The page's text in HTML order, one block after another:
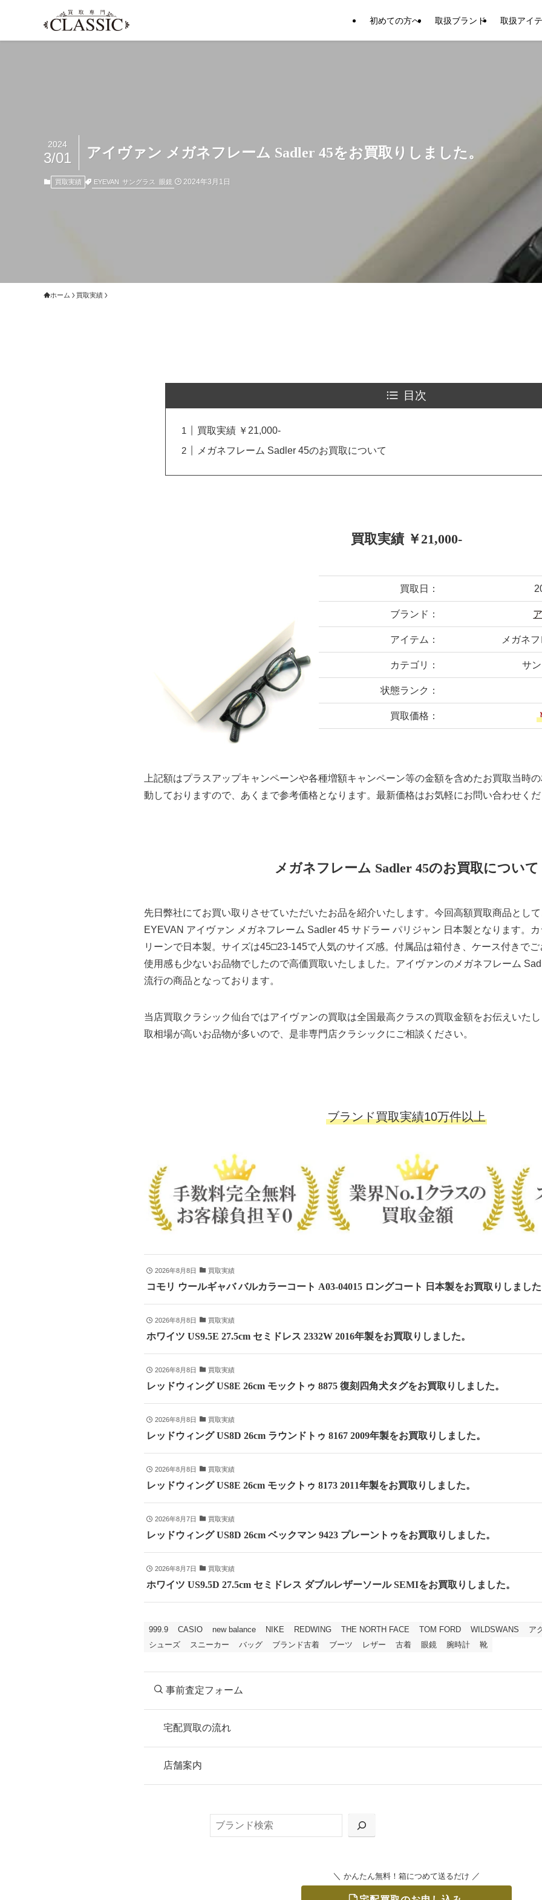
初めての方へ 取扱ブランド 取扱アイ
アイヴァン メガネフレーム Sadler 45をお買取りしました。
2024
3/01
買取実績 EYEVAN サングラス 眼鏡 2024年3月1日
ホーム 買取実績
目次
買取実績 ￥21,000-
メガネフレーム Sadler 45のお買取について
買取実績 ￥21,000-
買取日：
ブランド：
アイテム： メガネ
カテゴリ： サ
状態ランク：
買取価格：
上記額はプラスアップキャンペーンや各種増額キャンペーン等の金額を含めたお買取当時
動しておりますので、あくまで参考価格となります。最新価格はお気軽にお問い合わせく
メガネフレーム Sadler 45のお買取について
先日弊社にてお買い取りさせていただいたお品を紹介いたします。今回高額買取商品とし
EYEVAN アイヴァン メガネフレーム Sadler 45 サドラー パリジャン 日本製となります。
リーンで日本製。サイズは45□23-145で人気のサイズ感。付属品は箱付き、ケース付きで
使用感も少ないお品物でしたので高価買取いたしました。アイヴァンのメガネフレーム
流行の商品となっております。
当店買取クラシック仙台ではアイヴァンの買取は全国最高クラスの買取金額をお伝えいた
取相場が高いお品物が多いので、是非専門店クラシックにご相談ください。
ブランド買取実績10万件以上
2026年8月8日 買取実績
コモリ ウールギャバ バルカラーコート A03-04015 ロングコート 日本製をお買取りしまし
2026年8月8日 買取実績
ホワイツ US9.5E 27.5cm セミドレス 2332W 2016年製をお買取りしました。
2026年8月8日 買取実績
レッドウィング US8E 26cm モックトゥ 8875 復刻四角犬タグをお買取りしました。
2026年8月8日 買取実績
レッドウィング US8D 26cm ラウンドトゥ 8167 2009年製をお買取りしました。
2026年8月8日 買取実績
レッドウィング US8E 26cm モックトゥ 8173 2011年製をお買取りしました。
2026年8月7日 買取実績
レッドウィング US8D 26cm ベックマン 9423 プレーントゥをお買取りしました。
2026年8月7日 買取実績
ホワイツ US9.5D 27.5cm セミドレス ダブルレザーソール SEMIをお買取りしました。
999.9 CASIO new balance NIKE REDWING THE NORTH FACE TOM FORD WILDSWANS
ア
シューズ
スニーカー バッグ ブランド古着 ブーツ レザー 古着 眼鏡 腕時計 靴
事前査定フォーム
宅配買取の流れ
お申込み
または梱包材不要の「集荷申込」からお選びいただけます。
店舗案内
＼ かんたん無料！箱につめて送るだけ ／